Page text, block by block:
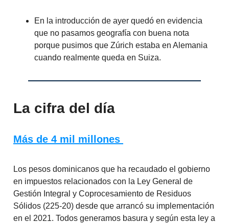
En la introducción de ayer quedó en evidencia
que no pasamos geografía con buena nota
porque pusimos que Zúrich estaba en Alemania
cuando realmente queda en Suiza.
La cifra del día
Más de 4 mil millones
Los pesos dominicanos que ha recaudado el gobierno
en impuestos relacionados con la Ley General de
Gestión Integral y Coprocesamiento de Residuos
Sólidos (225-20) desde que arrancó su implementación
en el 2021. Todos generamos basura y según esta ley a